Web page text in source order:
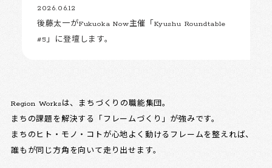
2026.06.12
後藤太一がFukuoka Now主催「Kyushu Roundtable
#5」に登壇します。
Region Worksは、まちづくりの職能集団。
まちの課題を解決する「フレームづくり」が強みです。
まちのヒト・モノ・コトが心地よく動けるフレームを整えれば、
誰もが同じ方角を向いて走り出せます。